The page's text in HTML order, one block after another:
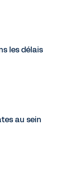
les délais
au sein